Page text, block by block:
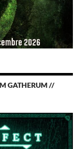
GATHERUM //